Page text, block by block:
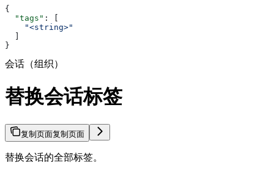
{
  "tags"
: [
    "<string>"
}
会话（组织）
替换会话标签
复制页面复制页面
替换会话的全部标签。